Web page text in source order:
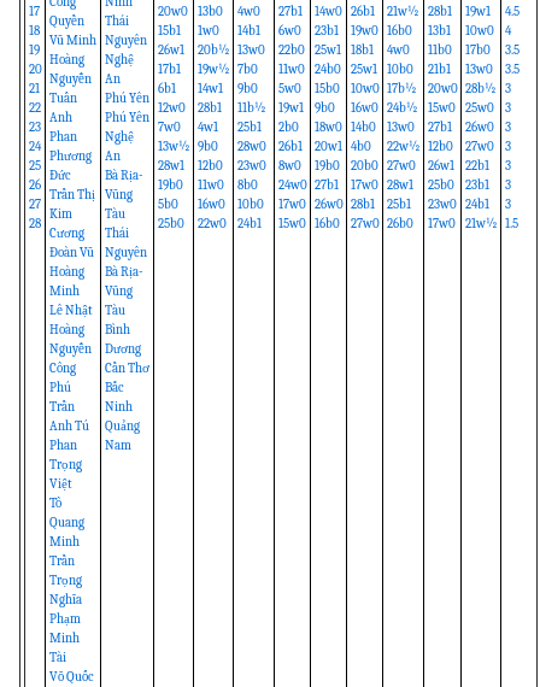
17
18
19
20
21
22
23
24
25
26
27
28
Quyền
Vũ Minh
Hoàng
Nguyễn
Tuấn
Anh
Phan
Phương
Đức
Trần Thị
Kim
Cương
Đoàn Vũ
Hoàng
Minh
Lê Nhật
Hoàng
Nguyễn
Công
Phú
Trần
Anh Tú
Phan
Trọng
Việt
Tô
Quang
Minh
Trần
Trọng
Nghĩa
Phạm
Minh
Tài
Võ Quốc
Thái
Nguyên
Nghệ
An
Phú Yên
Phú Yên
Nghệ
An
Bà Rịa-
Vũng
Tàu
Thái
Nguyên
Bà Rịa-
Vũng
Tàu
Bình
Dương
Cần Thơ
Bắc
Ninh
Quảng
Nam
20w0
15b1
26w1
17b1
6b1
12w0
7w0
13w½
28w1
19b0
5b0
25b0
13b0
1w0
20b½
19w½
14w1
28b1
4w1
9b0
12b0
11w0
16w0
22w0
4w0
14b1
13w0
7b0
9b0
11b½
25b1
28w0
23w0
8b0
10b0
24b1
27b1
6w0
22b0
11w0
5w0
19w1
2b0
26b1
8w0
24w0
17w0
15w0
14w0
23b1
25w1
24b0
15b0
9b0
18w0
20w1
19b0
27b1
26w0
16b0
26b1
19w0
18b1
25w1
10w0
16w0
14b0
4b0
20b0
17w0
28b1
27w0
21w½
16b0
4w0
10b0
17b½
24b½
13w0
22w½
27w0
28w1
25b1
26b0
28b1
13b1
11b0
21b1
20w0
15w0
27b1
12b0
26w1
25b0
23w0
17w0
19w1
10w0
17b0
13w0
28b½
25w0
26w0
27w0
22b1
23b1
24b1
21w½
4.5
4
3.5
3.5
3
3
3
3
3
3
3
1.5